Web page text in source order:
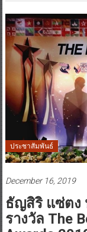
ประชาสัมพันธ์
December 16, 2019